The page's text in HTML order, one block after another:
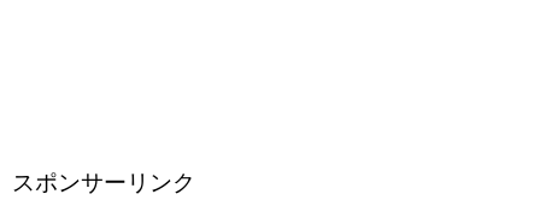
スポンサーリンク